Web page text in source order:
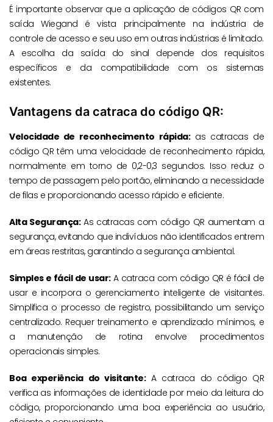
É importante observar que a aplicação de códigos QR com
saída Wiegand é vista principalmente na indústria de
controle de acesso e seu uso em outras indústrias é limitado.
A escolha da saída do sinal depende dos requisitos
específicos e da compatibilidade com os sistemas
existentes.
Vantagens da catraca do código QR:
Velocidade de reconhecimento rápida:as catracas de
código QR têm uma velocidade de reconhecimento rápida,
normalmente em torno de 0,2-0,3 segundos. Isso reduz o
tempo de passagem pelo portão, eliminando a necessidade
de filas e proporcionando acesso rápido e eficiente.
Alta Segurança:As catracas com código QR aumentam a
segurança, evitando que indivíduos não identificados entrem
em áreas restritas, garantindo a segurança ambiental.
Simples e fácil de usar:A catraca com código QR é fácil de
usar e incorpora o gerenciamento inteligente de visitantes.
Simplifica o processo de registro, possibilitando um serviço
centralizado. Requer treinamento e aprendizado mínimos, e
a manutenção de rotina envolve procedimentos
operacionais simples.
Boa experiência do visitante:A catraca do código QR
verifica as informações de identidade por meio da leitura do
código, proporcionando uma boa experiência ao usuário,